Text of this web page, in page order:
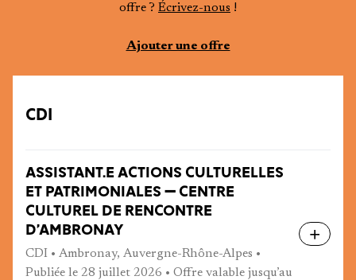
offre ? Écrivez-nous !
Ajouter une offre
CDI
ASSISTANT.E ACTIONS CULTURELLES
ET PATRIMONIALES — CENTRE
CULTUREL DE RENCONTRE
D’AMBRONAY
CDI • Ambronay, Auvergne-Rhône-Alpes •
Publiée le 28 juillet 2026 • Offre valable jusqu’au